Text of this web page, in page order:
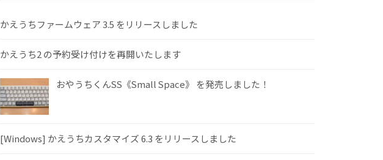
かえうちファームウェア 3.5 をリリースしました
かえうち2 の予約受け付けを再開いたします
おやうちくんSS《Small Space》 を発売しました！
[Windows] かえうちカスタマイズ 6.3 をリリースしました